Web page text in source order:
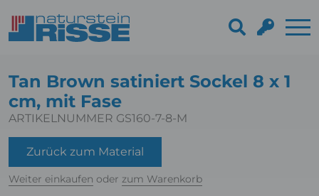
Tan Brown satiniert Sockel 8 x 1
cm, mit Fase
ARTIKELNUMMER GS160-7-8-M
Zurück zum Material
Weiter einkaufen oder zum Warenkorb